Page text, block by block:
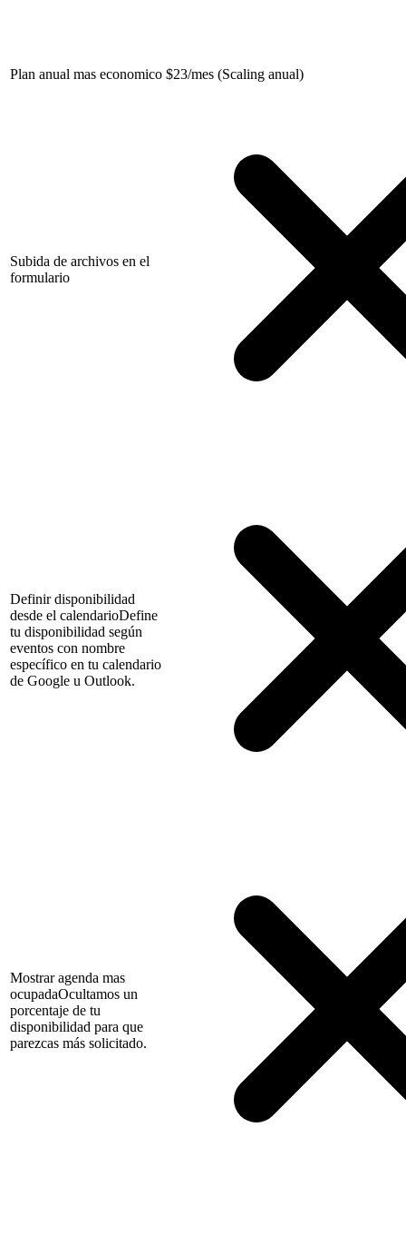
Plan anual mas economico $23/mes (Scaling anual)
Subida de archivos en el
formulario
Definir disponibilidad
desde el calendarioDefine
tu disponibilidad según
eventos con nombre
específico en tu calendario
de Google u Outlook.
Mostrar agenda mas
ocupadaOcultamos un
porcentaje de tu
disponibilidad para que
parezcas más solicitado.